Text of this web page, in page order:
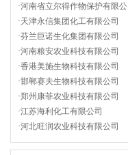
·河南省立尔得作物保护有限公
·天津永信集团化工有限公司
·芬兰巨诺生化集团有限公司
·河南粮安农业科技有限公司
·香港美施生物科技有限公司
·邯郸赛夫生物科技有限公司
·郑州康菲农业科技有限公司
·江苏海利化工有限公司
·河北旺润农业科技有限公司